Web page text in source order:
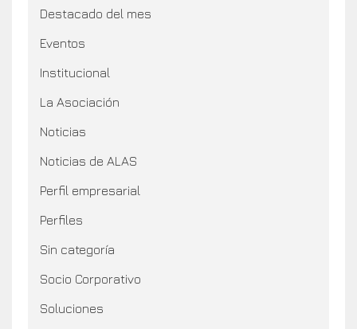
Destacado del mes
Eventos
Institucional
La Asociación
Noticias
Noticias de ALAS
Perfil empresarial
Perfiles
Sin categoría
Socio Corporativo
Soluciones